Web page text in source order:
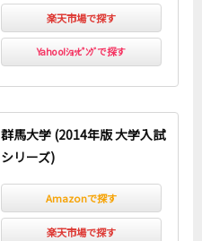
楽天市場で探す
Yahoo!ｼｮｯﾋﾟﾝｸﾞで探す
群馬大学 (2014年版 大学入試
シリーズ)
Amazonで探す
楽天市場で探す